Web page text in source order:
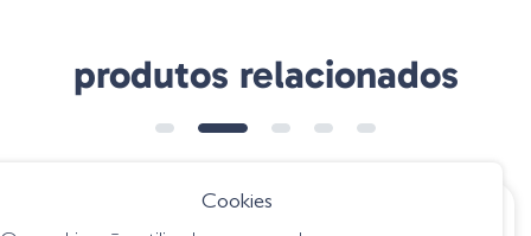
produtos relacionados
€ 6.60
Cookies